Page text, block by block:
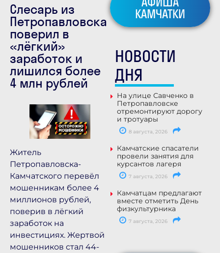
Слесарь из
Петропавловска
поверил в
«лёгкий»
заработок и
лишился более
4 млн рублей
Житель
Петропавловска-
Камчатского перевёл
мошенникам более 4
миллионов рублей,
поверив в лёгкий
заработок на
инвестициях. Жертвой
мошенников стал 44-
КАМЧАТКИ
НОВОСТИ
ДНЯ
На улице Савченко в
Петропавловске
отремонтируют дорогу
и тротуары
8 августа, 2026
Камчатские спасатели
провели занятия для
курсантов лагеря
7 августа, 2026
Камчатцам предлагают
вместе отметить День
физкультурника
7 августа, 2026